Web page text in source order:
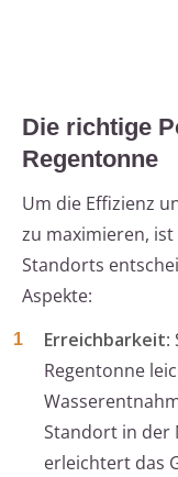
Die richtige
Regentonne
Um die Effizienz
zu maximieren,
Standorts
Aspekte:
Erreichbarkeit:
Regentonne
Standort in der
erleichtert das